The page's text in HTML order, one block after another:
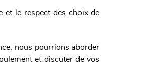
et le respect des choix de
nous pourrions aborder
et discuter de vos